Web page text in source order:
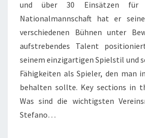
und über 30 Einsätzen für
Nationalmannschaft hat er
verschiedenen Bühnen unter
aufstrebendes Talent
seinem einzigartigen Spielstil und
Fähigkeiten als Spieler, den man
behalten sollte. Key sections in
Was sind die wichtigsten
Stefano…